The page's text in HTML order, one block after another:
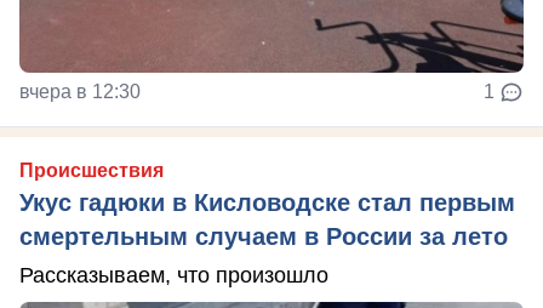
вчера в 12:30 1
Происшествия
Укус гадюки в Кисловодске стал первым
смертельным случаем в России за лето
Рассказываем, что произошло